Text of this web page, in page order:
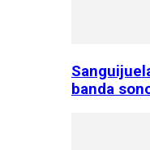
banda